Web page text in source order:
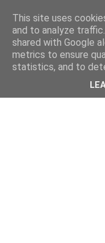
This site uses
and to analyze
shared with Google
metrics to ensure
statistics, and to